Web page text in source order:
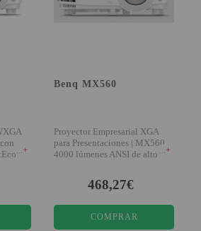
+
Benq MX560
Proyector Empresarial XGA
para Presentaciones | MX560
4000 lúmenes ANSI de alto
+
468,27€
COMPRAR